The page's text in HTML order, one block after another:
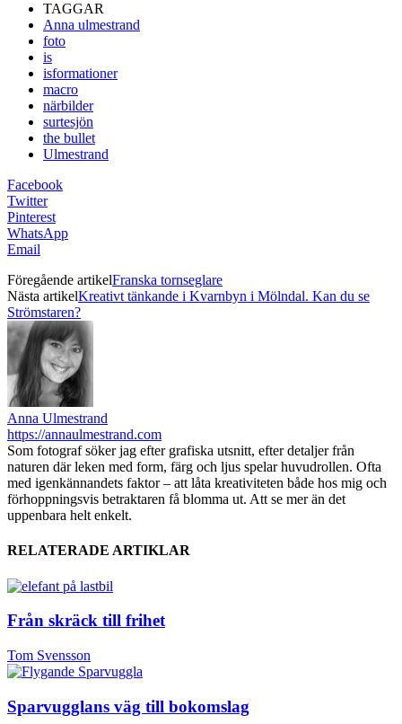
TAGGAR
Anna ulmestrand
foto
is
isformationer
macro
närbilder
surtesjön
the bullet
Ulmestrand
Facebook
Twitter
Pinterest
WhatsApp
Email
Föregående artikelFranska tornseglare
Nästa artikelKreativt tänkande i Kvarnbyn i Mölndal. Kan du se
Strömstaren?
Anna Ulmestrand
https://annaulmestrand.com
Som fotograf söker jag efter grafiska utsnitt, efter detaljer från
naturen där leken med form, färg och ljus spelar huvudrollen. Ofta
med igenkännandets faktor – att låta kreativiteten både hos mig och
förhoppningsvis betraktaren få blomma ut. Att se mer än det
uppenbara helt enkelt.
RELATERADE ARTIKLAR
Från skräck till frihet
Tom Svensson
Sparvugglans väg till bokomslag